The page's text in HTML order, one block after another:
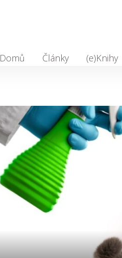
Domů Články (e)Knihy